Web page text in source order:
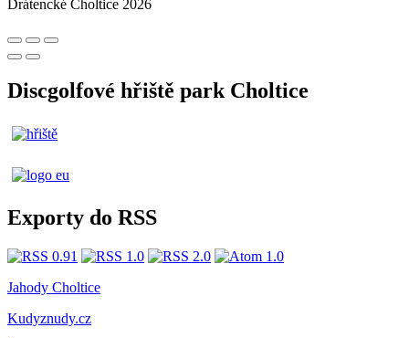
Drátencké Choltice 2026
Discgolfové hřiště park Choltice
Exporty do RSS
Jahody Choltice
Kudyznudy.cz